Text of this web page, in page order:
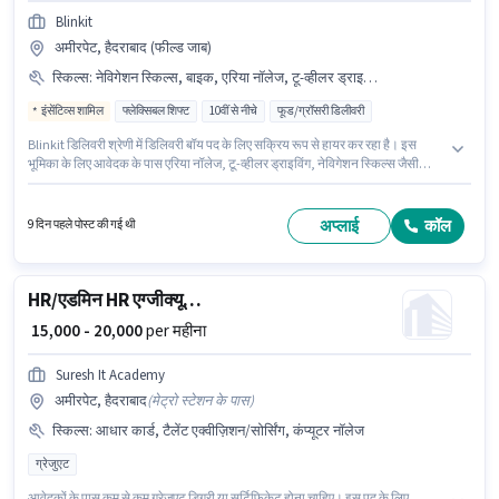
Blinkit
अमीरपेट, हैदराबाद (फील्ड जाब)
स्किल्स: नेविगेशन स्किल्स, बाइक, एरिया नॉलेज, टू-व्हीलर ड्राइविंग, स्मार्टफोन, आधार कार्ड, बैंक अकाउंट, PAN कार्ड
इंसेंटिव्स शामिल फ्लेक्सिबल शिफ्ट 10वीं से नीचे फूड/ग्रॉसरी डिलीवरी
Blinkit डिलिवरी श्रेणी में डिलिवरी बॉय पद के लिए सक्रिय रूप से हायर कर रहा है। इस
भूमिका के लिए आवेदक के पास एरिया नॉलेज, टू-व्हीलर ड्राइविंग, नेविगेशन स्किल्स जैसी
उपयुक्त हैं। इस भूमिका के लिए महत्वपूर्ण दस्तावेज़ PAN कार्ड, आधार कार्ड, बैंक अकाउंट
9 दिन पहले पोस्ट की गई थी अप्लाई कॉल
HR/एडमिन HR एग्जीक्यूटिव
₹ 15,000 - 20,000per महीना
Suresh It Academy
अमीरपेट, हैदराबाद(मेट्रो स्टेशन के पास)
स्किल्स: आधार कार्ड, टैलेंट एक्वीज़िशन/सोर्सिंग, कंप्यूटर नॉलेज
ग्रेजुएट